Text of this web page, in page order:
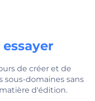
de créer et de
sous-domaines sans
d'édition.